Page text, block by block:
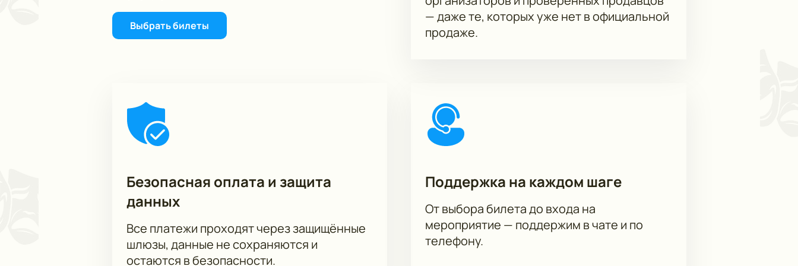
Выбрать билеты
— даже те, которых уже нет в официальной
продаже.
Безопасная оплата и защита
данных
Все платежи проходят через защищённые
шлюзы, данные не сохраняются и
остаются в безопасности.
Поддержка на каждом шаге
От выбора билета до входа на
мероприятие — поддержим в чате и по
телефону.